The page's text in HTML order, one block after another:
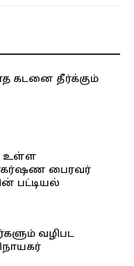
கடனை தீர்க்கும்
உள்ள
பைரவர்
பட்டியல்
வழிபட